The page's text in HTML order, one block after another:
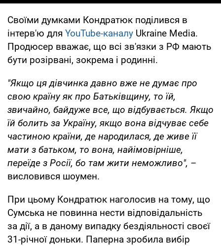
Своїми думками Кондратюк поділився в
інтерв'ю для YouTube-каналу Ukraine Media.
Продюсер вважає, що всі зв'язки з РФ мають
бути розірвані, зокрема і родинні.
"Якщо ця дівчинка давно вже не думає про
свою країну як про Батьківщину, то їй,
звичайно, байдуже все, що відбувається. Якщо
їй болить за Україну, якщо вона відчуває себе
частиною країни, де народилася, де живе її
мати з батьком, то вона, найімовірніше,
переїде з Росії, бо там жити неможливо", –
висловився шоумен.
При цьому Кондратюк наголосив на тому, що
Сумська не повинна нести відповідальність
за дії, а в даному випадку бездіяльності своєї
31-річної доньки. Паперна зробила вибір